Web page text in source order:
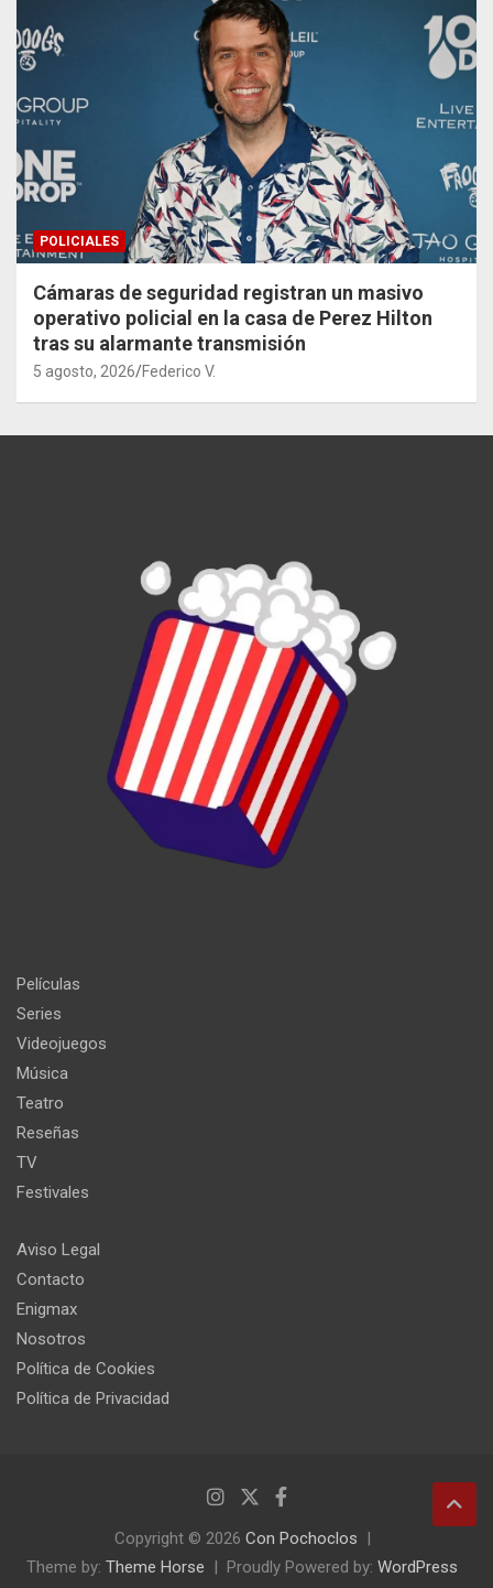
POLICIALES
Cámaras de seguridad registran un masivo
operativo policial en la casa de Perez Hilton
tras su alarmante transmisión
5 agosto, 2026 Federico V.
Películas
Series
Videojuegos
Música
Teatro
Reseñas
TV
Festivales
Aviso Legal
Contacto
Enigmax
Nosotros
Política de Cookies
Política de Privacidad
Copyright © 2026 Con Pochoclos
Theme by: Theme Horse Proudly Powered by: WordPress